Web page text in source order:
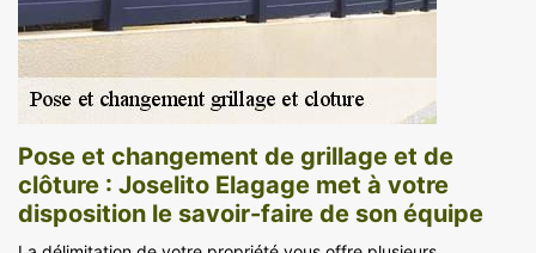
Pose et changement de grillage et de
clôture : Joselito Elagage met à votre
disposition le savoir-faire de son équipe